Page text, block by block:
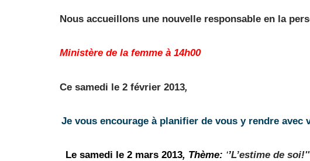
Nous accueillons une nouvelle responsable en la
Ministère de la femme à 14h00
Ce samedi le 2 février 2013,
Je vous encourage à planifier de vous y rendre avec
Le samedi le 2 mars 2013, Thème: ‘’L’estime de soi!''